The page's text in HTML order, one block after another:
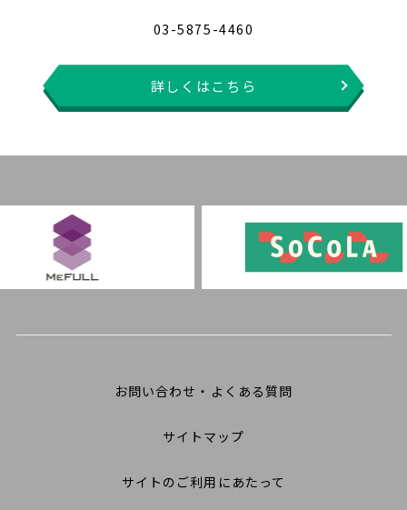
03-5875-4460
詳しくはこちら
お問い合わせ・よくある質問
サイトマップ
サイトのご利用にあたって